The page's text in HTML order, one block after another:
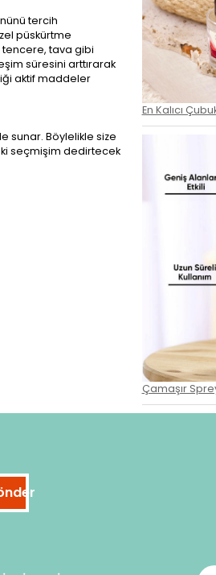
tercih
püskürtme
tencere, tava gibi
süresini arttırarak
aktif maddeler
sunar. Böylelikle size
ki seçmişim dedirtecek
En Kalıcı
Çamaşır